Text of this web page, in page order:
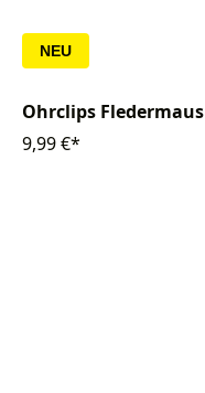
NEU
Ohrclips Fledermaus
9,99 €*